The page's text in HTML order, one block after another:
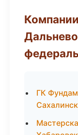
ГК
Сахалинск